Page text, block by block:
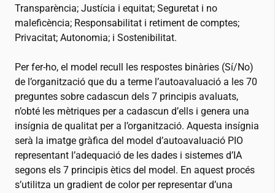
Transparència; Justícia i equitat; Seguretat i no
maleficència; Responsabilitat i retiment de comptes;
Privacitat; Autonomia; i Sostenibilitat.
Per fer-ho, el model recull les respostes binàries (Sí/No)
de l’organització que du a terme l’autoavaluació a les 70
preguntes sobre cadascun dels 7 principis avaluats,
n’obté les mètriques per a cadascun d’ells i genera una
insígnia de qualitat per a l’organització. Aquesta insígnia
serà la imatge gràfica del model d’autoavaluació PIO
representant l’adequació de les dades i sistemes d’IA
segons els 7 principis ètics del model. En aquest procés
s’utilitza un gradient de color per representar d’una